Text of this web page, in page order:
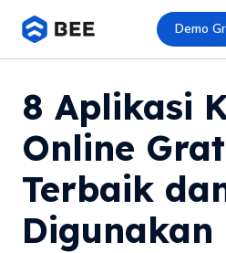
Demo
8 Aplikasi
Online
Terbaik
Digunakan